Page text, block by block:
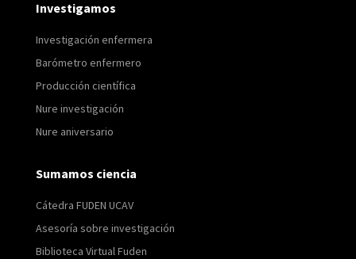
Investigamos
Investigación enfermera
Barómetro enfermero
Producción científica
Nure investigación
Nure aniversario
Sumamos ciencia
Cátedra FUDEN UCAV
Asesoría sobre investigación
Biblioteca Virtual Fuden